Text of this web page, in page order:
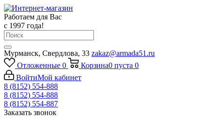
Работаем для Вас
с 1997 года!
Мурманск, Свердлова, 33 zakaz@armada51.ru
Отложенные 0 Корзина0 пуста 0
ВойтиМой кабинет
8 (8152) 554-888
8 (8152) 554-888
8 (8152) 554-887
Заказать звонок